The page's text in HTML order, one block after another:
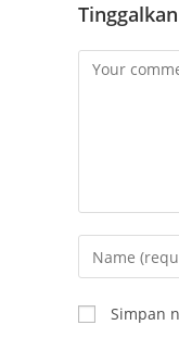
Comment
Enter
your
name
or
Simpan